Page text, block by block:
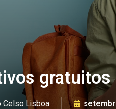
Celso Lisboa